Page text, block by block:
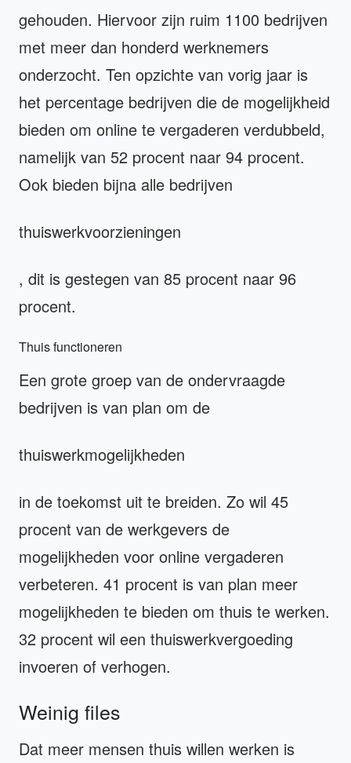
gehouden. Hiervoor zijn ruim 1100 bedrijven
met meer dan honderd werknemers
onderzocht. Ten opzichte van vorig jaar is
het percentage bedrijven die de mogelijkheid
bieden om online te vergaderen verdubbeld,
namelijk van 52 procent naar 94 procent.
Ook bieden bijna alle bedrijven
thuiswerkvoorzieningen
, dit is gestegen van 85 procent naar 96
procent.
Thuis functioneren
Een grote groep van de ondervraagde
bedrijven is van plan om de
thuiswerkmogelijkheden
in de toekomst uit te breiden. Zo wil 45
procent van de werkgevers de
mogelijkheden voor online vergaderen
verbeteren. 41 procent is van plan meer
mogelijkheden te bieden om thuis te werken.
32 procent wil een thuiswerkvergoeding
invoeren of verhogen.
Weinig files
Dat meer mensen thuis willen werken is